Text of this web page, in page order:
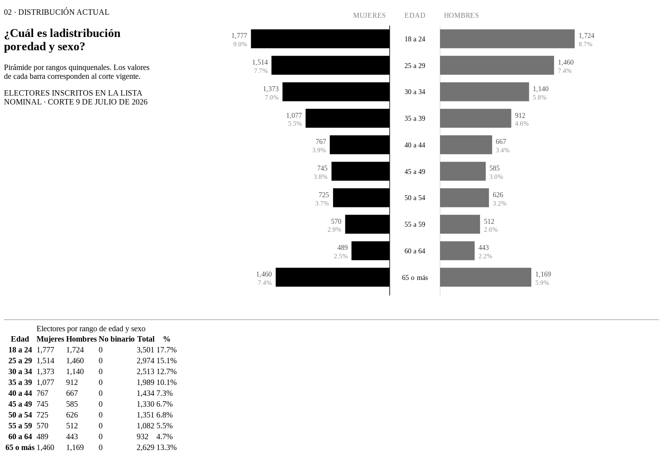
02 · DISTRIBUCIÓN ACTUAL
¿Cuál es ladistribución
poredad y sexo?
Pirámide por rangos quinquenales. Los valores
de cada barra corresponden al corte vigente.
ELECTORES INSCRITOS EN LA LISTA
NOMINAL · CORTE 9 DE JULIO DE 2026
MUJERES EDAD HOMBRES
1,777
9.0%
1,724
8.7%
18 a 24
1,514
7.7%
1,460
7.4%
25 a 29
1,373
7.0%
1,140
5.8%
30 a 34
1,077
5.5%
912
4.6%
35 a 39
767
3.9%
667
3.4%
40 a 44
745
3.8%
585
3.0%
45 a 49
725
3.7%
626
3.2%
50 a 54
570
2.9%
512
2.6%
55 a 59
489
2.5%
443
2.2%
60 a 64
1,460
7.4%
1,169
5.9%
65 o más
Electores por rango de edad y sexo
Edad
Mujeres Hombres No binario Total
%
18 a 24
1,777 1,724 0 3,501 17.7%
25 a 29
1,514 1,460 0 2,974 15.1%
30 a 34
1,373 1,140 0 2,513 12.7%
35 a 39
1,077 912 0 1,989 10.1%
40 a 44
767 667 0 1,434 7.3%
45 a 49
745 585 0 1,330 6.7%
50 a 54
725 626 0 1,351 6.8%
55 a 59
570 512 0 1,082 5.5%
60 a 64 489 443 0 932
4.7%
65 o más 1,460 1,169 0 2,629 13.3%